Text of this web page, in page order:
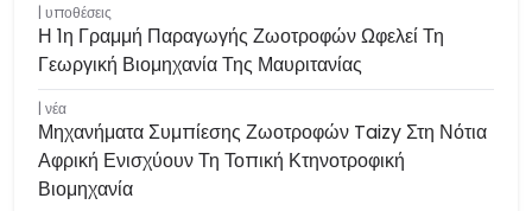
υποθέσεις
Η 1η Γραμμή Παραγωγής Ζωοτροφών Ωφελεί Τη
Γεωργική Βιομηχανία Της Μαυριτανίας
νέα
Μηχανήματα Συμπίεσης Ζωοτροφών Taizy Στη Νότια
Αφρική Ενισχύουν Τη Τοπική Κτηνοτροφική
Βιομηχανία